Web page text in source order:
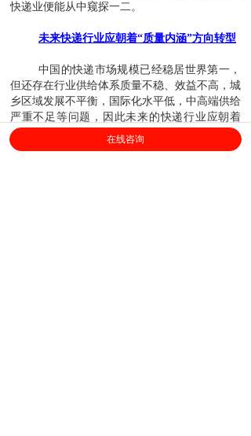
快递业便能从中窥探一二。
未来快递行业应朝着“质量内涵”方向转型
中国的快递市场规模已经稳居世界第一，
但还存在行业供给体系质量不稳、效益不高，城
乡区域发展不平衡，国际化水平低，中高端供给
严重不足等问题，因此未来的快递行业应朝着
“质量内涵”方向转型。
在线咨询